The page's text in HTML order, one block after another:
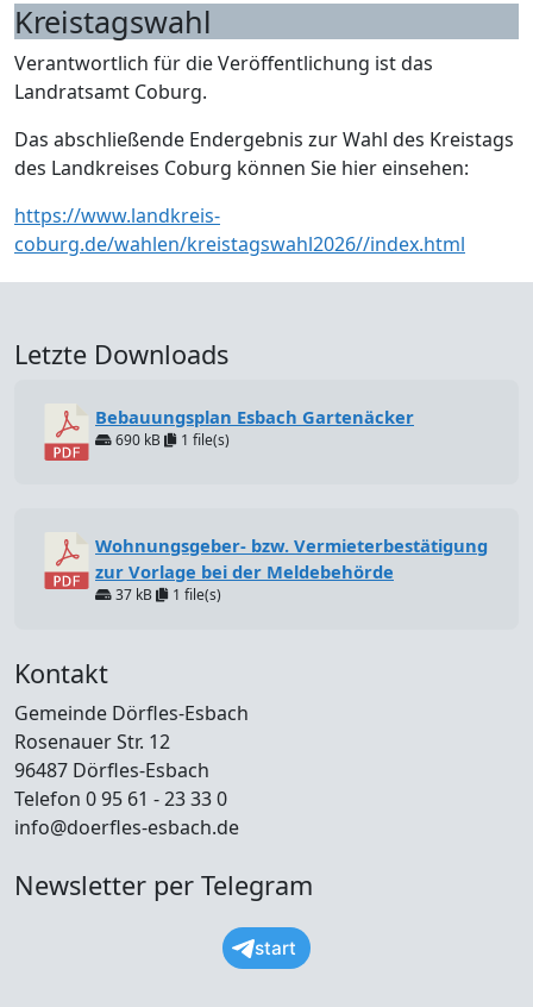
Kreistagswahl
Verantwortlich für die Veröffentlichung ist das
Landratsamt Coburg.
Das abschließende Endergebnis zur Wahl des Kreistags
des Landkreises Coburg können Sie hier einsehen:
https://www.landkreis-
coburg.de/wahlen/kreistagswahl2026//index.html
Letzte Downloads
Bebauungsplan Esbach Gartenäcker
690 kB 1 file(s)
Wohnungsgeber- bzw. Vermieterbestätigung
zur Vorlage bei der Meldebehörde
37 kB 1 file(s)
Kontakt
Gemeinde Dörfles-Esbach
Rosenauer Str. 12
96487 Dörfles-Esbach
Telefon 0 95 61 - 23 33 0
info@doerfles-esbach.de
Newsletter per Telegram
start